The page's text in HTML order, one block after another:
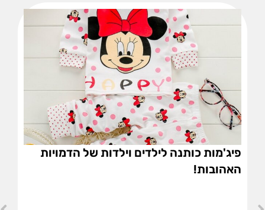
פיג'מות כותנה לילדים וילדות של הדמויות
האהובות!